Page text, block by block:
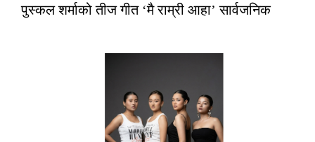
पुस्कल शर्माको तीज गीत ‘मै राम्री आहा’ सार्वजनिक